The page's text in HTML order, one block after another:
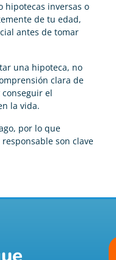
hipotecas inversas o
de tu edad,
antes de tomar
una hipoteca, no
clara de
el
la vida.
por lo que
son clave